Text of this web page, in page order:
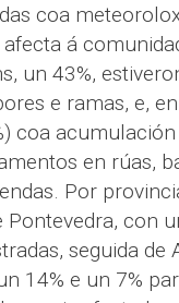
coa
afecta á
un 43%,
e ramas, e,
coa
en rúas,
Por
Pontevedra, con
seguida de
14% e un 7%